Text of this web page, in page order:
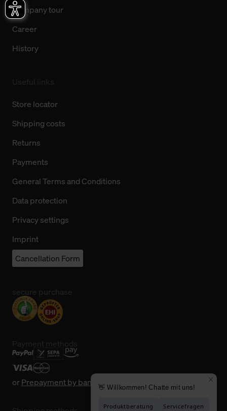
Company tour
Career
History
Store locator
Shipping costs
Returns
Payments
General Terms and Conditions
Data protection
Privacy settings
Imprint
Cancellation Form
orPrepayment by bank transfer